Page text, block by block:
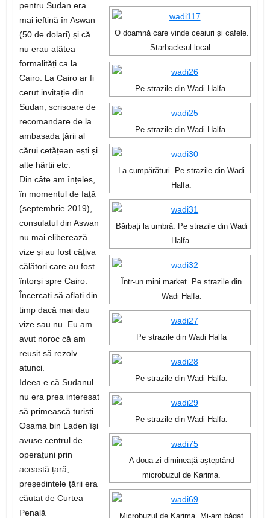
O doamnă care vinde ceaiuri și cafele.
Starbacksul local.
Pe strazile din Wadi Halfa.
Pe strazile din Wadi Halfa.
La cumpărături. Pe strazile din Wadi
Halfa.
Bărbați la umbră. Pe strazile din Wadi
Halfa.
Într-un mini market. Pe strazile din
Wadi Halfa.
Pe strazile din Wadi Halfa
Pe strazile din Wadi Halfa.
Pe strazile din Wadi Halfa.
A doua zi dimineață așteptând
microbuzul de Karima.
Microbuzul de Karima. Mi-am băgat
pentru Sudan era
mai ieftină în Aswan
(50 de dolari) și că
nu erau atâtea
formalități ca la
Cairo. La Cairo ar fi
cerut invitație din
Sudan, scrisoare de
recomandare de la
ambasada țării al
cărui cetățean ești și
alte hârtii etc.
Din câte am înțeles,
în momentul de față
(septembrie 2019),
consulatul din Aswan
nu mai eliberează
vize și au fost câțiva
călători care au fost
întorși spre Cairo.
Încercați să aflați din
timp dacă mai dau
vize sau nu. Eu am
avut noroc că am
reușit să rezolv
atunci.
Ideea e că Sudanul
nu era prea interesat
să primească turiști.
Osama bin Laden își
avuse centrul de
operațuni prin
această țară,
președintele țării era
căutat de Curtea
Penală